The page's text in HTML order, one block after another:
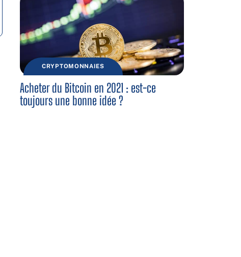
CRYPTOMONNAIES
Acheter du Bitcoin en 2021 : est-ce
toujours une bonne idée ?